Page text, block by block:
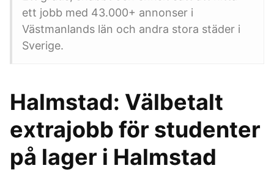
ett jobb med 43.000+ annonser i
Västmanlands län och andra stora städer i
Sverige.
Halmstad: Välbetalt
extrajobb för studenter
på lager i Halmstad